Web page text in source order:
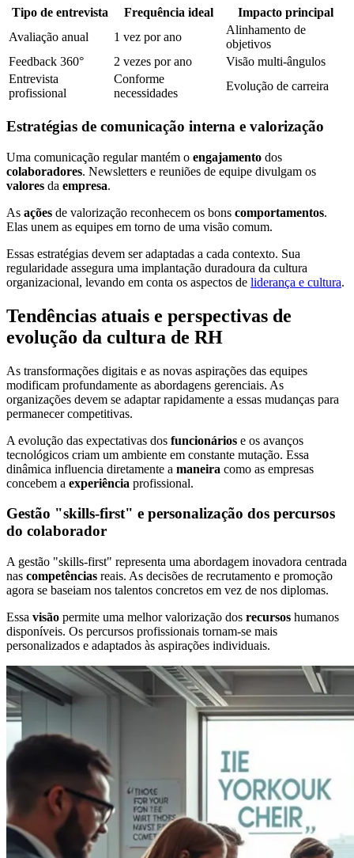
Tipo de entrevista Frequência ideal
Impacto principal
Avaliação anual
1 vez por ano
Alinhamento de
objetivos
Feedback 360°
2 vezes por ano
Visão multi-ângulos
Entrevista
profissional
Conforme
necessidades
Evolução de carreira
Estratégias de comunicação interna e valorização
Uma comunicação regular mantém o engajamento dos
colaboradores. Newsletters e reuniões de equipe divulgam os
valores da empresa.
As ações de valorização reconhecem os bons comportamentos.
Elas unem as equipes em torno de uma visão comum.
Essas estratégias devem ser adaptadas a cada contexto. Sua
regularidade assegura uma implantação duradoura da cultura
organizacional, levando em conta os aspectos de liderança e cultura.
Tendências atuais e perspectivas de
evolução da cultura de RH
As transformações digitais e as novas aspirações das equipes
modificam profundamente as abordagens gerenciais. As
organizações devem se adaptar rapidamente a essas mudanças para
permanecer competitivas.
A evolução das expectativas dos funcionários e os avanços
tecnológicos criam um ambiente em constante mutação. Essa
dinâmica influencia diretamente a maneira como as empresas
concebem a experiência profissional.
Gestão "skills-first" e personalização dos percursos
do colaborador
A gestão "skills-first" representa uma abordagem inovadora centrada
nas competências reais. As decisões de recrutamento e promoção
agora se baseiam nos talentos concretos em vez de nos diplomas.
Essa visão permite uma melhor valorização dos recursos humanos
disponíveis. Os percursos profissionais tornam-se mais
personalizados e adaptados às aspirações individuais.